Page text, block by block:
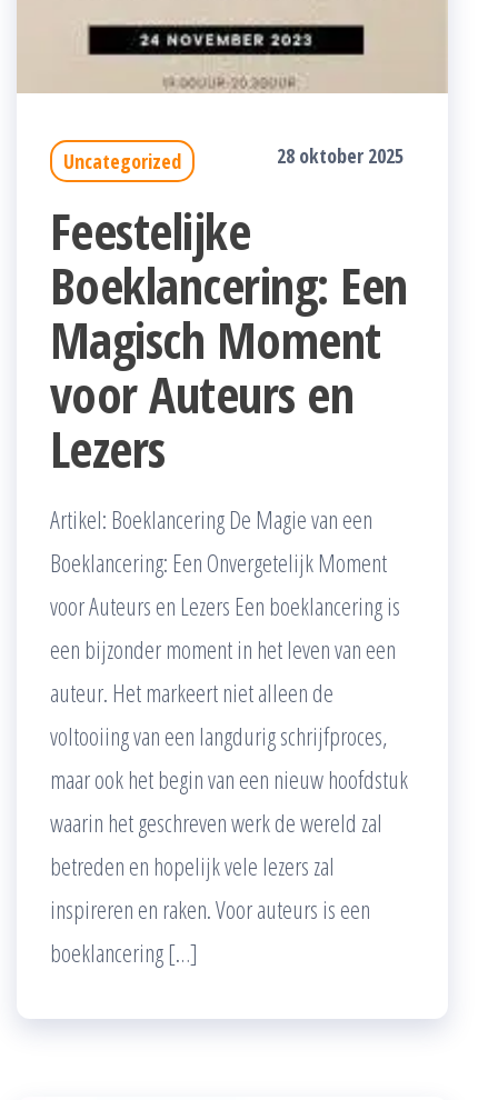
Uncategorized 28 oktober 2025
Feestelijke
Boeklancering: Een
Magisch Moment
voor Auteurs en
Lezers
Artikel: Boeklancering De Magie van een
Boeklancering: Een Onvergetelijk Moment
voor Auteurs en Lezers Een boeklancering is
een bijzonder moment in het leven van een
auteur. Het markeert niet alleen de
voltooiing van een langdurig schrijfproces,
maar ook het begin van een nieuw hoofdstuk
waarin het geschreven werk de wereld zal
betreden en hopelijk vele lezers zal
inspireren en raken. Voor auteurs is een
boeklancering […]